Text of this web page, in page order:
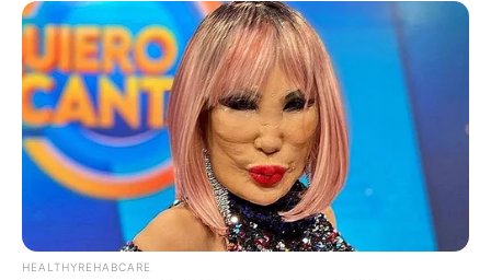
Jangan Lupa PT Pindad Punya Anoa Amfibi
yang Mampu Berenang
PT PAL Gelar Upacara First Steel Cutting Kapal
Selam Scorpene Evolved Besok 7 Agustus 2026
Resmi! PT PAL Mulai Pembangunan Kapal
Selam Pertama Scorpene Republik Indonesia
(SRI)
HEALTHYREHABCARE